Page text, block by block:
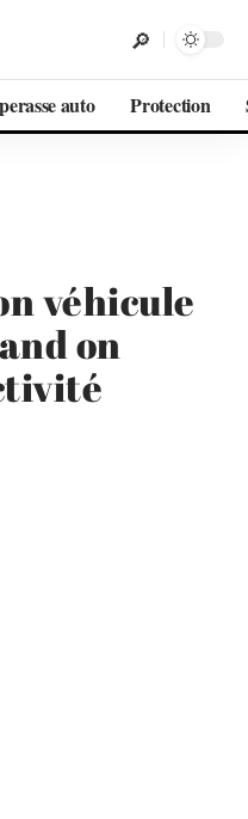
auto Protection
véhicule
on